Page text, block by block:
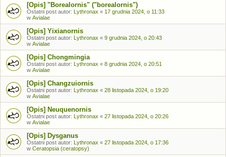
[Opis] "Borealornis" ("borealornis")
Ostatni post autor: Lythronax « 17 grudnia 2024, o 11:33
w Avialae
[Opis] Yixianornis
Ostatni post autor: Lythronax « 9 grudnia 2024, o 20:43
w Avialae
[Opis] Chongmingia
Ostatni post autor: Lythronax « 8 grudnia 2024, o 20:51
w Avialae
[Opis] Changzuiornis
Ostatni post autor: Lythronax « 28 listopada 2024, o 19:20
w Avialae
[Opis] Neuquenornis
Ostatni post autor: Lythronax « 27 listopada 2024, o 20:26
w Avialae
[Opis] Dysganus
Ostatni post autor: Lythronax « 27 listopada 2024, o 17:36
w Ceratopsia (ceratopsy)